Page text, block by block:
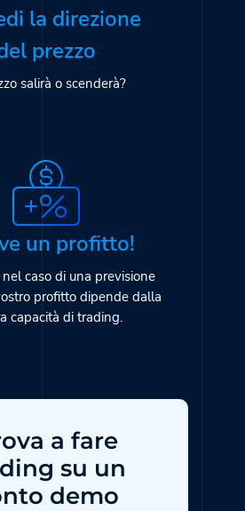
la direzione
prezzo
salirà o scenderà?
un profitto!
caso di una previsione
profitto dipende dalla
capacità di trading.
a fare
su un
demo